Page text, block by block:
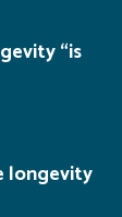
“is
longevity